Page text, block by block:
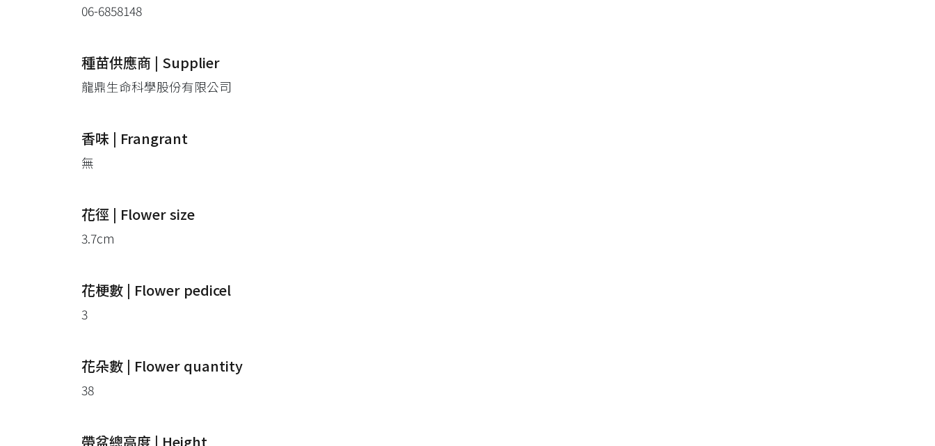
06-6858148
種苗供應商 | Supplier
龍鼎生命科學股份有限公司
香味 | Frangrant
無
花徑 | Flower size
3.7cm
花梗數 | Flower pedicel
3
花朵數 | Flower quantity
38
帶盆總高度 | Height